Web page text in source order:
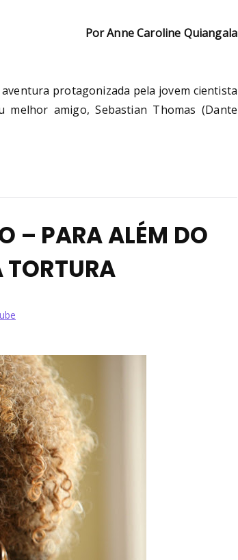
Por Anne Caroline Quiangala
aventura protagonizada pela jovem cientista
melhor amigo, Sebastian Thomas (Dante
– PARA ALÉM DO
TORTURA